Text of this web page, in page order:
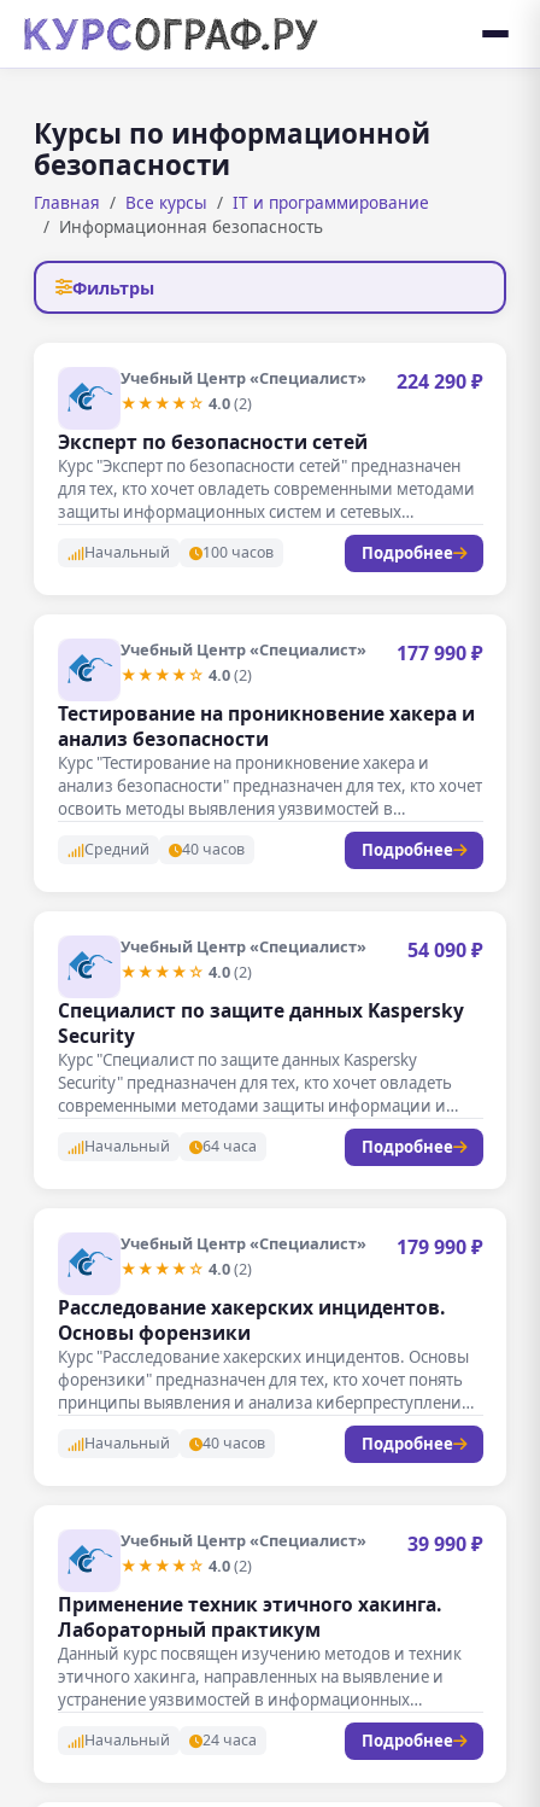
Курсы по информационной
безопасности
Главная Все курсы
IT и программирование
Информационная безопасность
Фильтры
Учебный Центр «Специалист»
★★★★☆ 4.0(2)
224 290 ₽
Эксперт по безопасности сетей
Курс "Эксперт по безопасности сетей" предназначен
для тех, кто хочет овладеть современными методами
защиты информационных систем и сетевых…
Начальный 100 часов Подробнее
Учебный Центр «Специалист»
★★★★☆ 4.0(2)
177 990 ₽
Тестирование на проникновение хакера и
анализ безопасности
Курс "Тестирование на проникновение хакера и
анализ безопасности" предназначен для тех, кто хочет
освоить методы выявления уязвимостей в…
Средний 40 часов Подробнее
Учебный Центр «Специалист»
★★★★☆ 4.0(2)
54 090 ₽
Специалист по защите данных Kaspersky
Security
Курс "Специалист по защите данных Kaspersky
Security" предназначен для тех, кто хочет овладеть
современными методами защиты информации и…
Начальный 64 часа Подробнее
Учебный Центр «Специалист»
★★★★☆ 4.0(2)
179 990 ₽
Расследование хакерских инцидентов.
Основы форензики
Курс "Расследование хакерских инцидентов. Основы
форензики" предназначен для тех, кто хочет понять
принципы выявления и анализа киберпреступлений.
Начальный 40 часов Подробнее
Учебный Центр «Специалист»
★★★★☆ 4.0(2)
39 990 ₽
Применение техник этичного хакинга.
Лабораторный практикум
Данный курс посвящен изучению методов и техник
этичного хакинга, направленных на выявление и
устранение уязвимостей в информационных
Начальный 24 часа Подробнее